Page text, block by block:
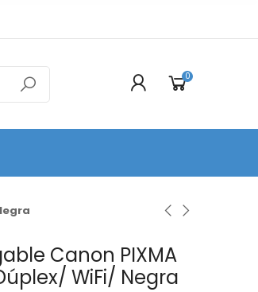
0
Canon PIXMA
WiFi/ Negra